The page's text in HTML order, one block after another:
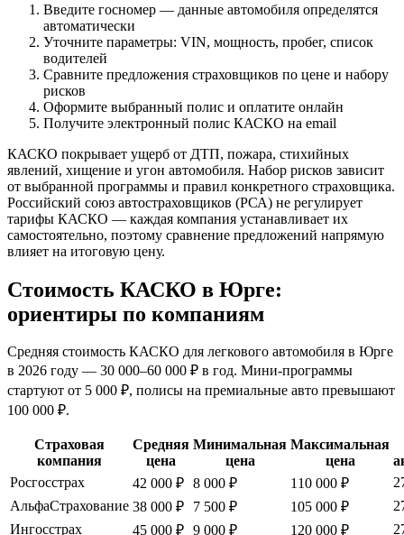
Введите госномер — данные автомобиля определятся
автоматически
Уточните параметры: VIN, мощность, пробег, список
водителей
Сравните предложения страховщиков по цене и набору
рисков
Оформите выбранный полис и оплатите онлайн
Получите электронный полис КАСКО на email
КАСКО покрывает ущерб от ДТП, пожара, стихийных
явлений, хищение и угон автомобиля. Набор рисков зависит
от выбранной программы и правил конкретного страховщика.
Российский союз автостраховщиков (РСА) не регулирует
тарифы КАСКО — каждая компания устанавливает их
самостоятельно, поэтому сравнение предложений напрямую
влияет на итоговую цену.
Стоимость КАСКО в Юрге:
ориентиры по компаниям
Средняя стоимость КАСКО для легкового автомобиля в Юрге
в 2026 году — 30 000–60 000 ₽ в год. Мини-программы
стартуют от 5 000 ₽, полисы на премиальные авто превышают
100 000 ₽.
Страховая
компания
Средняя
цена
Минимальная
цена
Максимальная
цена
Росгосстрах
42 000 ₽ 8 000 ₽ 110 000 ₽
АльфаСтрахование 38 000 ₽ 7 500 ₽ 105 000 ₽
Ингосстрах
45 000 ₽ 9 000 ₽ 120 000 ₽